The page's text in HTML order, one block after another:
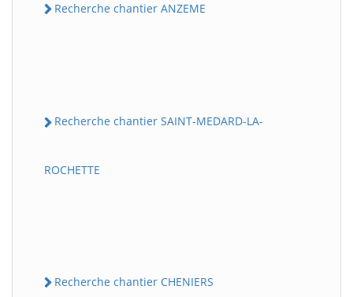
Recherche chantier ANZEME
Recherche chantier SAINT-MEDARD-LA-
ROCHETTE
Recherche chantier CHENIERS